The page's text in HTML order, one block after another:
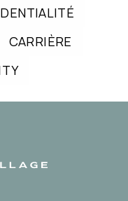
CARRIÈRE